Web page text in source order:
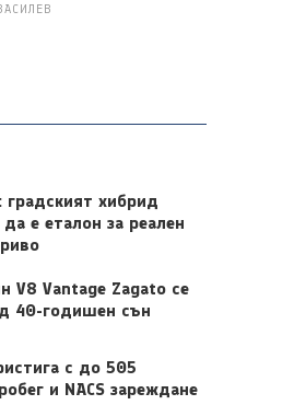
градският хибрид
е еталон за реален
V8 Vantage Zagato се
40-годишен сън
с до 505
и NACS зареждане